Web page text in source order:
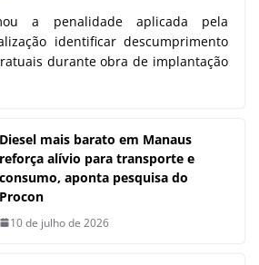
a penalidade aplicada pela
identificar descumprimento
durante obra de implantação
Diesel mais barato em Manaus
reforça alívio para transporte e
consumo, aponta pesquisa do
Procon
10 de julho de 2026